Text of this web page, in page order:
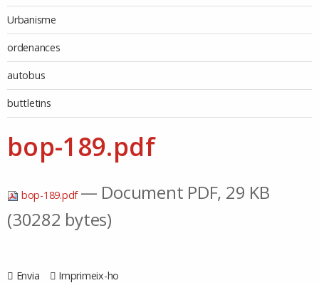
Urbanisme
ordenances
autobus
buttletins
bop-189.pdf
bop-189.pdf — Document PDF, 29 KB
(30282 bytes)
Envia Imprimeix-ho